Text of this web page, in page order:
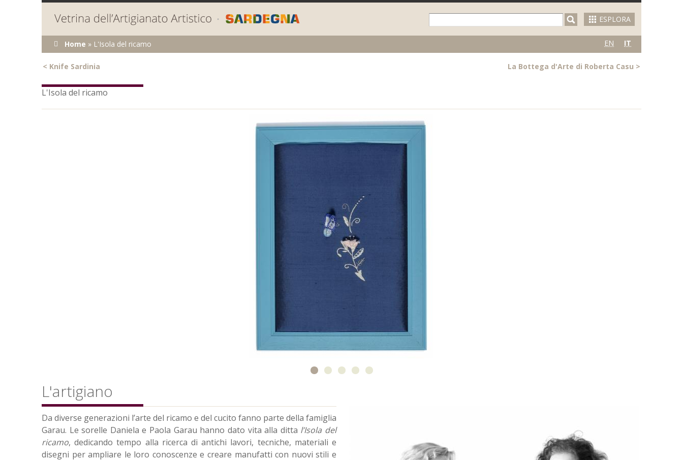
ESPLORA
Tu sei qui
Home » L'Isola del ricamo EN IT
< Knife Sardinia La Bottega d'Arte di Roberta Casu >
L'Isola del ricamo
L'artigiano
Da diverse generazioni l’arte del ricamo e del cucito fanno parte della famiglia
Garau. Le sorelle Daniela e Paola Garau hanno dato vita alla ditta l’Isola del
ricamo, dedicando tempo alla ricerca di antichi lavori, tecniche, materiali e
disegni per ampliare le loro conoscenze e creare manufatti con nuovi stili e